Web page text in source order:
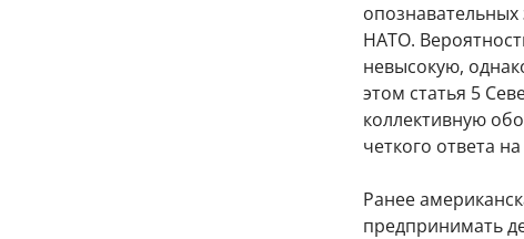
НАТО.
невысокую,
этом статья 5
коллективную
четкого ответа
Ранее
предпринимать